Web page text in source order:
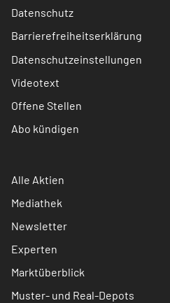
Datenschutz
Barrierefreiheitserklärung
Datenschutzeinstellungen
Videotext
Offene Stellen
Abo kündigen
Alle Aktien
Mediathek
Newsletter
Experten
Marktüberblick
Muster- und Real-Depots